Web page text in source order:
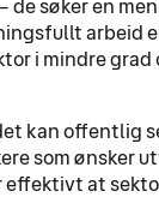
arbeid
i mindre
kan offentlig
som ønsker
effektivt at